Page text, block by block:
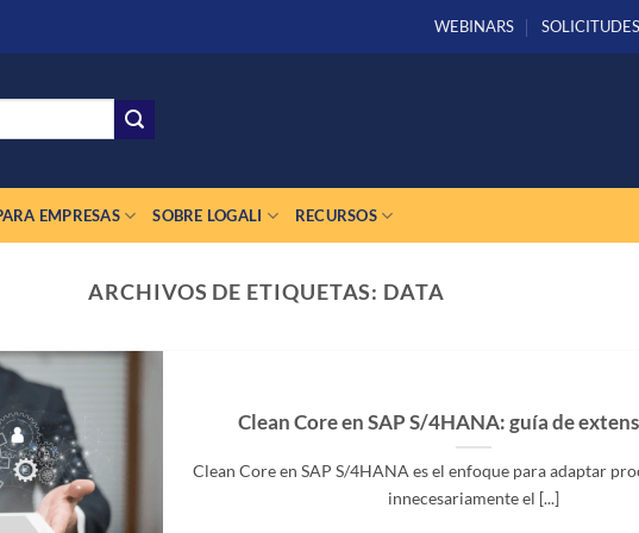
WEBINARS SOLICITUDES
EMPRESAS SOBRE LOGALI RECURSOS
ARCHIVOS DE ETIQUETAS: DATA
Clean Core en SAP S/4HANA: guía de
Clean Core en SAP S/4HANA es el enfoque para adaptar
innecesariamente el [...]